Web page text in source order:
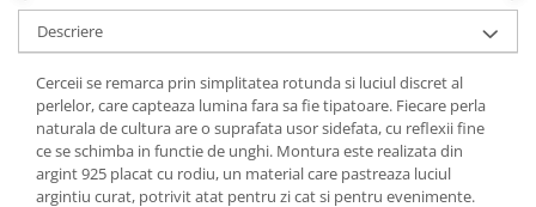
Descriere
Cerceii se remarca prin simplitatea rotunda si luciul discret al
perlelor, care capteaza lumina fara sa fie tipatoare. Fiecare perla
naturala de cultura are o suprafata usor sidefata, cu reflexii fine
ce se schimba in functie de unghi. Montura este realizata din
argint 925 placat cu rodiu, un material care pastreaza luciul
argintiu curat, potrivit atat pentru zi cat si pentru evenimente.